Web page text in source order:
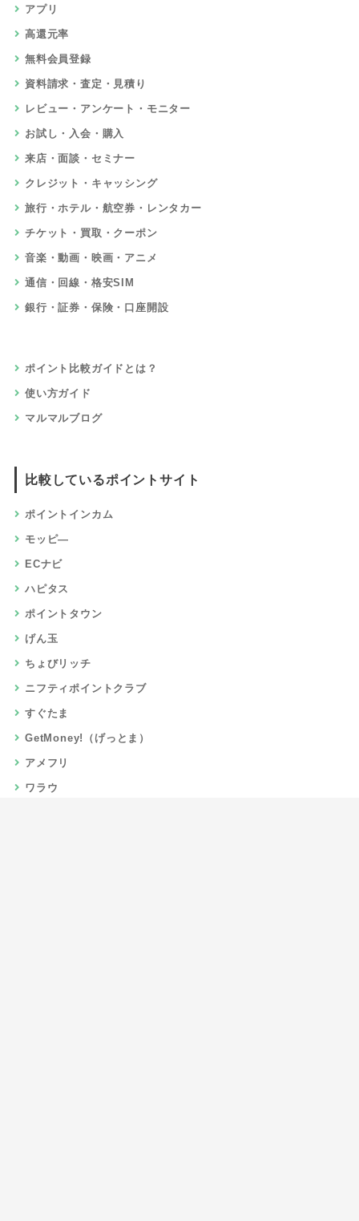
アプリ
高還元率
無料会員登録
資料請求・査定・見積り
レビュー・アンケート・モニター
お試し・入会・購入
来店・面談・セミナー
クレジット・キャッシング
旅行・ホテル・航空券・レンタカー
チケット・買取・クーポン
音楽・動画・映画・アニメ
通信・回線・格安SIM
銀行・証券・保険・口座開設
ポイント比較ガイドとは？
使い方ガイド
マルマルブログ
比較しているポイントサイト
ポイントインカム
モッピ―
ECナビ
ハピタス
ポイントタウン
げん玉
ちょびリッチ
ニフティポイントクラブ
すぐたま
GetMoney!（げっとま）
アメフリ
ワラウ